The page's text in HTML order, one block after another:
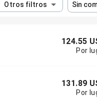
Otros filtros Sin
124.55
Por
131.89
Por